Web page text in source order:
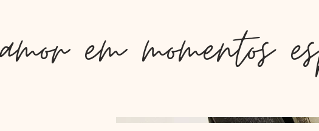
amor em momentos